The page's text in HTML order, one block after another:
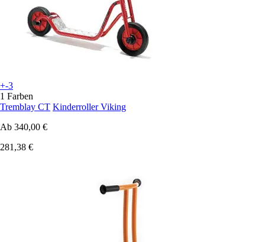
+-3
1 Farben
Tremblay CT Kinderroller Viking
Ab 340,00 €
281,38 €